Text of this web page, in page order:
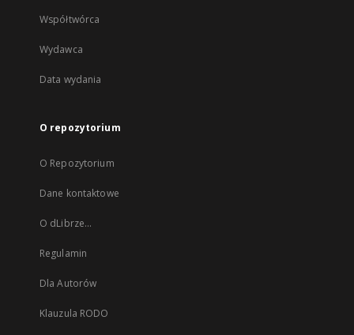
Współtwórca
Wydawca
Data wydania
O repozytorium
O Repozytorium
Dane kontaktowe
O dLibrze...
Regulamin
Dla Autorów
Klauzula RODO